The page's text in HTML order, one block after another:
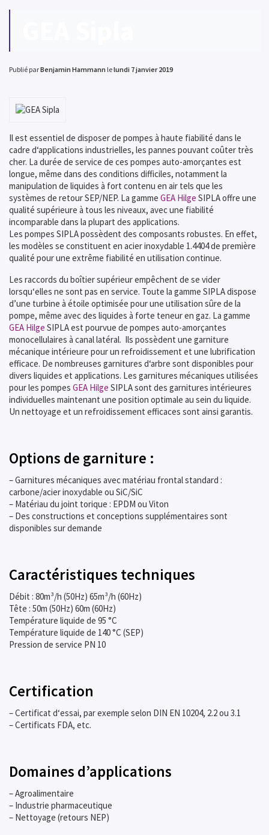
Publié parBenjamin Hammann lelundi 7 janvier 2019
Il est essentiel de disposer de pompes à haute fiabilité dans le
cadre d‘applications industrielles, les pannes pouvant coûter très
cher. La durée de service de ces pompes auto-amorçantes est
longue, même dans des conditions difficiles, notamment la
manipulation de liquides à fort contenu en air tels que les
systèmes de retour SEP/NEP. La gamme GEA Hilge SIPLA offre une
qualité supérieure à tous les niveaux, avec une fiabilité
incomparable dans la plupart des applications.
Les pompes SIPLA possèdent des composants robustes. En effet,
les modèles se constituent en acier inoxydable 1.4404 de première
qualité pour une extrême fiabilité en utilisation continue.
Les raccords du boîtier supérieur empêchent de se vider
lorsqu‘elles ne sont pas en service. Toute la gamme SIPLA dispose
d’une turbine à étoile optimisée pour une utilisation sûre de la
pompe, même avec des liquides à forte teneur en gaz. La gamme
GEA Hilge SIPLA est pourvue de pompes auto-amorçantes
monocellulaires à canal latéral. Ils possèdent une garniture
mécanique intérieure pour un refroidissement et une lubrification
efficace. De nombreuses garnitures d‘arbre sont disponibles pour
divers liquides et applications. Les garnitures mécaniques utilisées
pour les pompes GEA Hilge SIPLA sont des garnitures intérieures
individuelles maintenant une position optimale au sein du liquide.
Un nettoyage et un refroidissement efficaces sont ainsi garantis.
Options de garniture :
– Garnitures mécaniques avec matériau frontal standard :
carbone/acier inoxydable ou SiC/SiC
– Matériau du joint torique : EPDM ou Viton
– Des constructions et conceptions supplémentaires sont
disponibles sur demande
Caractéristiques techniques
Débit : 80m³/h (50Hz) 65m³/h (60Hz)
Tête : 50m (50Hz) 60m (60Hz)
Température liquide de 95 °C
Température liquide de 140 °C (SEP)
Pression de service PN 10
Certification
– Certificat d‘essai, par exemple selon DIN EN 10204, 2.2 ou 3.1
– Certificats FDA, etc.
Domaines d’applications
– Agroalimentaire
– Industrie pharmaceutique
– Nettoyage (retours NEP)